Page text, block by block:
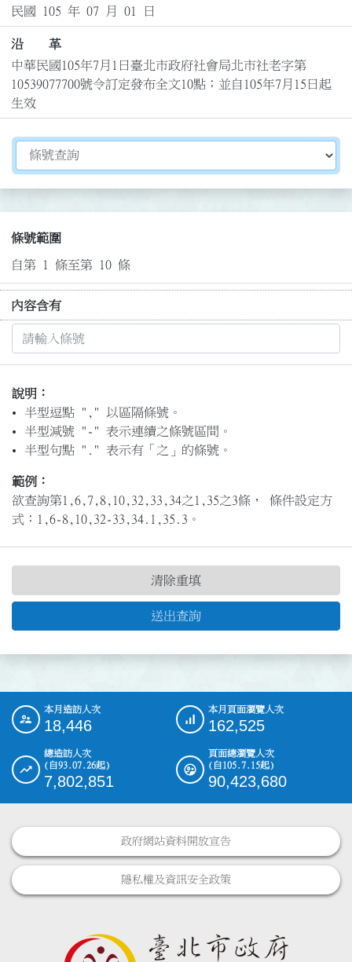
民國 105 年 07 月 01 日
沿 革
中華民國105年7月1日臺北市政府社會局北市社老字第
10539077700號令訂定發布全文10點；並自105年7月15日起
生效
切換選擇法規資訊內容
條號範圍
自第 1 條至第 10 條
內容含有
說明：
半型逗點 "," 以區隔條號。
半型減號 "-" 表示連續之條號區間。
半型句點 "." 表示有「之」的條號。
範例：
欲查詢第1,6,7,8,10,32,33,34之1,35之3條， 條件設定方
式：1,6-8,10,32-33,34.1,35.3。
送出查詢
清除重填
::: 本月造訪人次
18,446
本月頁面瀏覽人次
162,525
總造訪人次
(自93.07.26起)
7,802,851
頁面總瀏覽人次
(自105.7.15起)
90,423,680
政府網站資料開放宣告
隱私權及資訊安全政策